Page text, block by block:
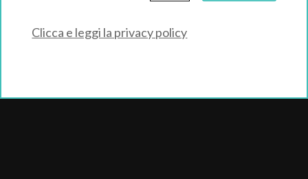
Clicca e leggi la privacy policy